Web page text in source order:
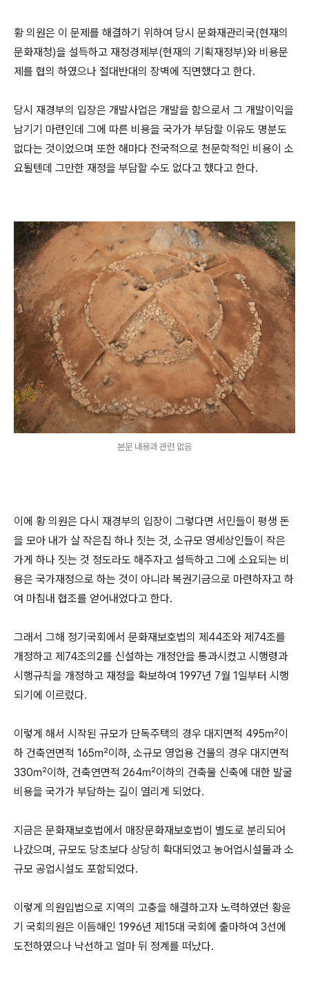
황 의원은 이 문제를 해결하기 위하여 당시 문화재관리국(현재의
문화재청)을 설득하고 재정경제부(현재의 기획재정부)와 비용문
제를 협의 하였으나 절대반대의 장벽에 직면했다고 한다.
당시 재경부의 입장은 개발사업은 개발을 함으로서 그 개발이익을
남기기 마련인데 그에 따른 비용을 국가가 부담할 이유도 명분도
없다는 것이었으며 또한 해마다 전국적으로 천문학적인 비용이 소
요될텐데 그만한 재정을 부담할 수도 없다고 했다고 한다.
본문 내용과 관련 없음
이에 황 의원은 다시 재경부의 입장이 그렇다면 서민들이 평생 돈
을 모아 내가 살 작은집 하나 짓는 것, 소규모 영세상인들이 작은
가게 하나 짓는 것 정도라도 해주자고 설득하고 그에 소요되는 비
용은 국가재정으로 하는 것이 아니라 복권기금으로 마련하자고 하
여 마침내 협조를 얻어내었다고 한다.
그래서 그해 정기국회에서 문화재보호법의 제44조와 제74조를
개정하고 제74조의2를 신설하는 개정안을 통과시켰고 시행령과
시행규칙을 개정하고 재정을 확보하여 1997년 7월 1일부터 시행
되기에 이르렀다.
이렇게 해서 시작된 규모가 단독주택의 경우 대지면적 495㎡이
하 건축연면적 165㎡이하, 소규모 영업용 건물의 경우 대지면적
330㎡이하, 건축연면적 264㎡이하의 건축물 신축에 대한 발굴
비용을 국가가 부담하는 길이 열리게 되었다.
지금은 문화재보호법에서 매장문화재보호법이 별도로 분리되어
나갔으며, 규모도 당초보다 상당히 확대되었고 농어업시설물과 소
규모 공업시설도 포함되었다.
이렇게 의원입법으로 지역의 고충을 해결하고자 노력하였던 황윤
기 국회의원은 이듬해인 1996년 제15대 국회에 출마하여 3선에
도전하였으나 낙선하고 얼마 뒤 정계를 떠났다.